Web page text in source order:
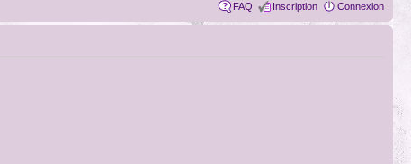
FAQ Inscription Connexion